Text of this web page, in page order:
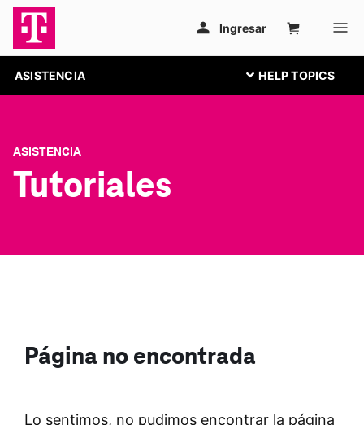
ASISTENCIA
ASISTENCIA
Tutoriales